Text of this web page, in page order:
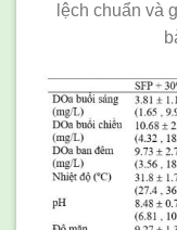
lệch chuẩn và